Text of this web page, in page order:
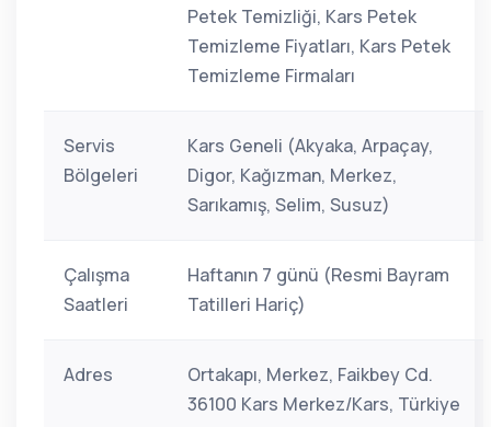
Petek Temizliği, Kars Petek
Temizleme Fiyatları, Kars Petek
Temizleme Firmaları
Servis
Bölgeleri
Kars Geneli (Akyaka, Arpaçay,
Digor, Kağızman, Merkez,
Sarıkamış, Selim, Susuz)
Çalışma
Saatleri
Haftanın 7 günü (Resmi Bayram
Tatilleri Hariç)
Adres
Ortakapı, Merkez, Faikbey Cd.
36100 Kars Merkez/Kars, Türkiye